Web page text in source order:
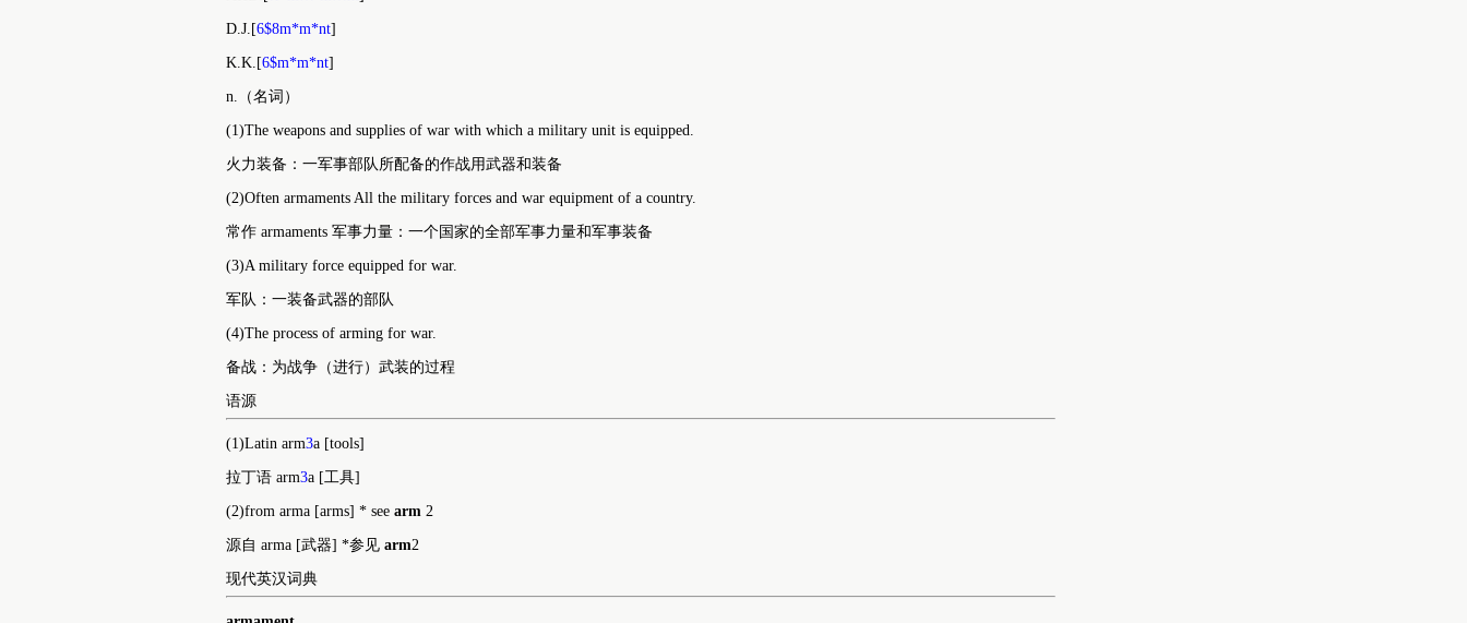
armament
ar.ma.ment
AHD:[ ?r“m…-m…nt
D.J.[6$8m*m*nt]
K.K.[6$m*m*nt]
n.（名词）
(1)The weapons and supplies of war with which a military unit is equipped.
火力装备：一军事部队所配备的作战用武器和装备
(2)Often armaments All the military forces and war equipment of a country.
常作 armaments 军事力量：一个国家的全部军事力量和军事装备
(3)A military force equipped for war.
军队：一装备武器的部队
(4)The process of arming for war.
备战：为战争（进行）武装的过程
语源
(1)Latin arm3a [tools]
拉丁语 arm3a [工具]